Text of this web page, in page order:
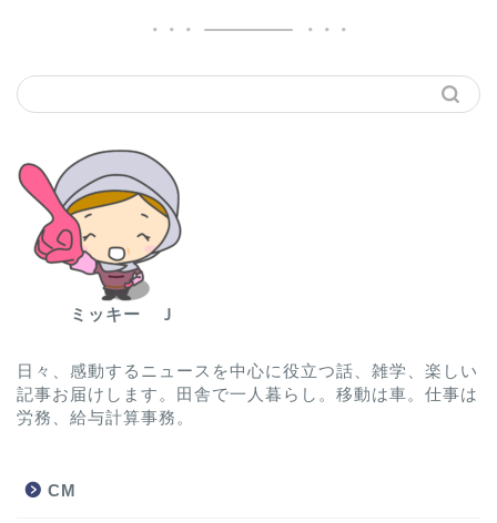
ミッキー Ｊ
日々、感動するニュースを中心に役立つ話、雑学、楽しい
記事お届けします。田舎で一人暮らし。移動は車。仕事は
労務、給与計算事務。
CM